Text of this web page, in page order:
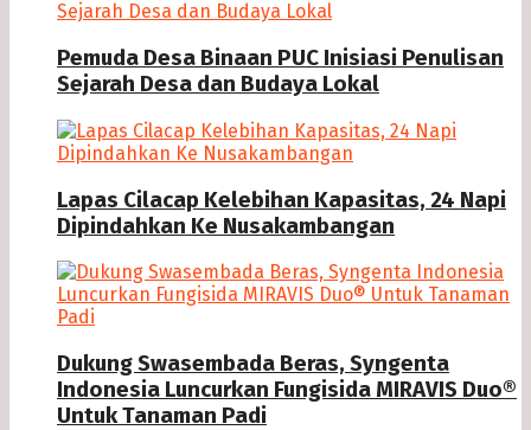
Pemuda Desa Binaan PUC Inisiasi Penulisan
Sejarah Desa dan Budaya Lokal
Lapas Cilacap Kelebihan Kapasitas, 24 Napi
Dipindahkan Ke Nusakambangan
Dukung Swasembada Beras, Syngenta
Indonesia Luncurkan Fungisida MIRAVIS Duo®
Untuk Tanaman Padi